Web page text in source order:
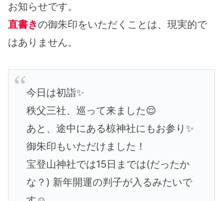
お知らせです。
直書きの御朱印をいただくことは、現実的で
はありません。
今日は初詣✨
秩父三社、巡って来ました😌
あと、途中にある椋神社にもお参り✨
御朱印もいただけました！
宝登山神社では15日までは(だったか
な？) 新年開運の判子が入るみたいで